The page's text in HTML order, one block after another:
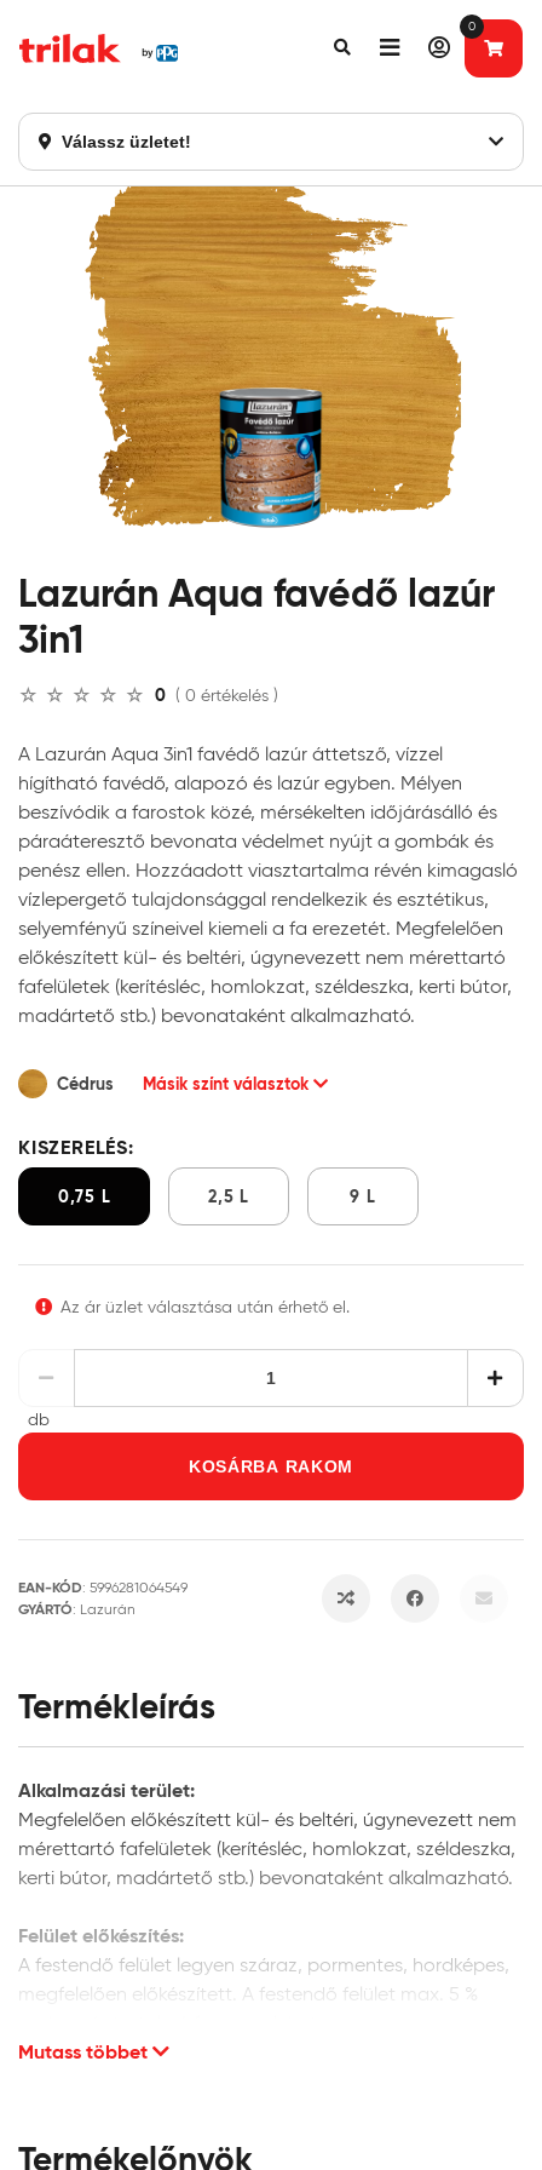
Válassz üzletet!
0
Fontos tájékoztatás!
Lazurán Aqua favédő lazúr
3in1
0 ( 0 értékelés )
A Lazurán Aqua 3in1 favédő lazúr áttetsző, vízzel
hígítható favédő, alapozó és lazúr egyben. Mélyen
beszívódik a farostok közé, mérsékelten időjárásálló és
páraáteresztő bevonata védelmet nyújt a gombák és
penész ellen. Hozzáadott viasztartalma révén kimagasló
vízlepergető tulajdonsággal rendelkezik és esztétikus,
selyemfényű színeivel kiemeli a fa erezetét. Megfelelően
előkészített kül- és beltéri, úgynevezett nem mérettartó
fafelületek (kerítésléc, homlokzat, széldeszka, kerti bútor,
madártető stb.) bevonataként alkalmazható.
Cédrus Másik színt választok
KISZERELÉS:
0,75 L 2,5 L 9 L
Az ár üzlet választása után érhető el.
db
KOSÁRBA RAKOM
EAN-KÓD: 5996281064549
GYÁRTÓ: Lazurán
Termékleírás
Alkalmazási terület:
Megfelelően előkészített kül- és beltéri, úgynevezett nem
mérettartó fafelületek (kerítésléc, homlokzat, széldeszka,
kerti bútor, madártető stb.) bevonataként alkalmazható.
Felület előkészítés:
A festendő felület legyen száraz, pormentes, hordképes,
megfelelően előkészített. A festendő felület max. 5 %
Mutass többet
Termékelőnyök